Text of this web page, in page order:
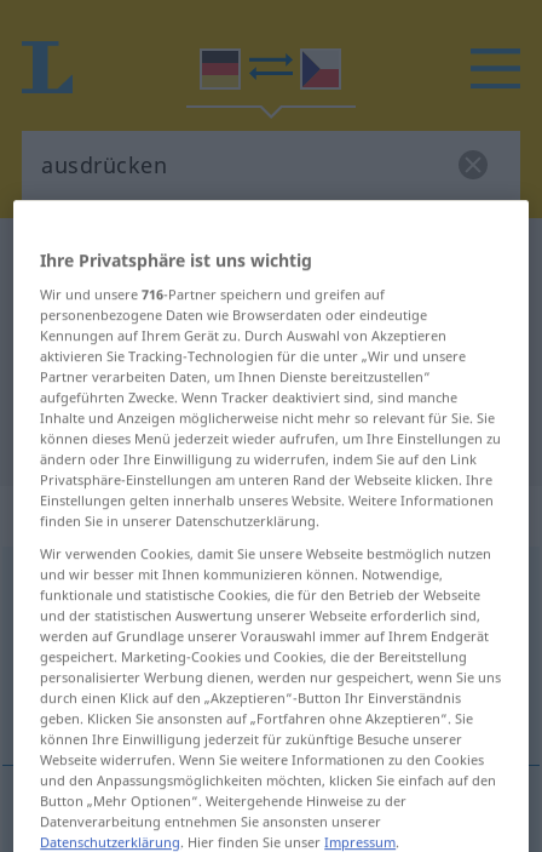
Deutsch-Tschechisch Wörterbuch
Deutsch-Tschechisch Übersetzung
für "ausdrücken"
"ausdrücken" Tschechisch
Übersetzung
„ausdrücken“
ausdrücken
Übersicht aller Übersetzungen
(Für mehr Details die Übersetzung anklicken/antippen)
vymačkávat, zhášet, vyjadřovat
vymačkávat<-kat> ausdrückenauspressen
Ihre Privatsphäre ist uns wichtig
Wir und unsere716-Partner speichern und greifen auf
personenbezogene Daten wie Browserdaten oder eindeutige
Kennungen auf Ihrem Gerät zu. Durch Auswahl von Akzeptieren
aktivieren Sie Tracking-Technologien für die unter „Wir und unsere
Partner verarbeiten Daten, um Ihnen Dienste bereitzustellen“
aufgeführten Zwecke. Wenn Tracker deaktiviert sind, sind manche
Inhalte und Anzeigen möglicherweise nicht mehr so relevant für Sie. Sie
können dieses Menü jederzeit wieder aufrufen, um Ihre Einstellungen zu
ändern oder Ihre Einwilligung zu widerrufen, indem Sie auf den Link
Privatsphäre-Einstellungen am unteren Rand der Webseite klicken. Ihre
Einstellungen gelten innerhalb unseres Website. Weitere Informationen
finden Sie in unserer Datenschutzerklärung.
Wir verwenden Cookies, damit Sie unsere Webseite bestmöglich nutzen
und wir besser mit Ihnen kommunizieren können. Notwendige,
funktionale und statistische Cookies, die für den Betrieb der Webseite
und der statistischen Auswertung unserer Webseite erforderlich sind,
werden auf Grundlage unserer Vorauswahl immer auf Ihrem Endgerät
gespeichert. Marketing-Cookies und Cookies, die der Bereitstellung
personalisierter Werbung dienen, werden nur gespeichert, wenn Sie uns
durch einen Klick auf den „Akzeptieren“-Button Ihr Einverständnis
geben. Klicken Sie ansonsten auf „Fortfahren ohne Akzeptieren“. Sie
können Ihre Einwilligung jederzeit für zukünftige Besuche unserer
Webseite widerrufen. Wenn Sie weitere Informationen zu den Cookies
und den Anpassungsmöglichkeiten möchten, klicken Sie einfach auf den
Button „Mehr Optionen“. Weitergehende Hinweise zu der
Datenverarbeitung entnehmen Sie ansonsten unserer
Datenschutzerklärung. Hier finden Sie unserImpressum.